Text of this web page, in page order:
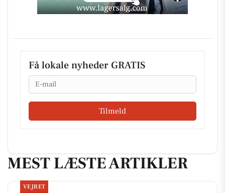
Få lokale nyheder GRATIS
Email
Tilmeld
MEST LÆSTE ARTIKLER
VEJRET